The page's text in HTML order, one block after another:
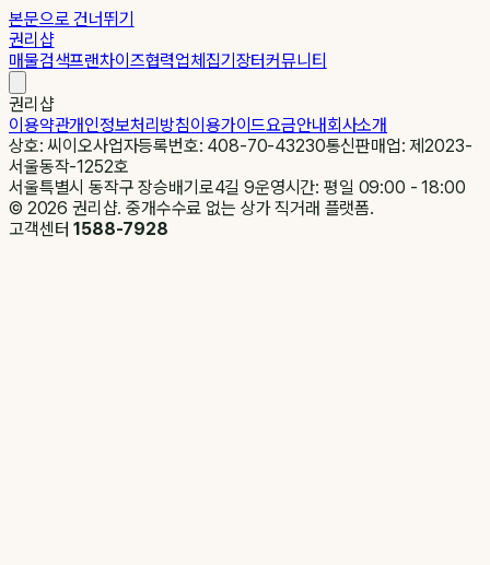
본문으로 건너뛰기
권리샵
매물검색프랜차이즈협력업체집기장터커뮤니티
권리샵
이용약관개인정보처리방침이용가이드요금안내회사소개
상호: 씨이오사업자등록번호: 408-70-43230통신판매업: 제2023-
서울동작-1252호
서울특별시 동작구 장승배기로4길 9운영시간: 평일 09:00 - 18:00
© 2026 권리샵. 중개수수료 없는 상가 직거래 플랫폼.
고객센터1588-7928